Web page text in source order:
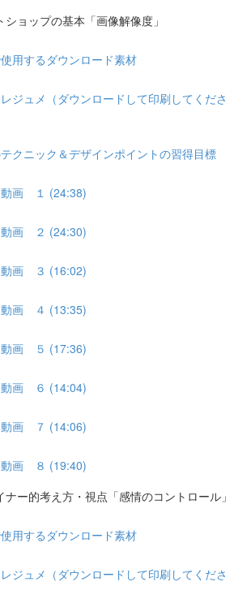
ョップの基本「画像解像度」
用するダウンロード素材
ジュメ（ダウンロードして印刷してくださ
クニック＆デザインポイントの習得目標
動画 １ (24:38)
動画 ２ (24:30)
動画 ３ (16:02)
動画 ４ (13:35)
動画 ５ (17:36)
動画 ６ (14:04)
動画 ７ (14:06)
動画 ８ (19:40)
ー的考え方・視点「感情のコントロール」
用するダウンロード素材
ジュメ（ダウンロードして印刷してくださ